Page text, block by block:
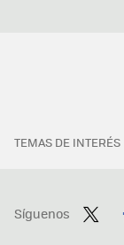
TEMAS DE INTERÉS
Síguenos